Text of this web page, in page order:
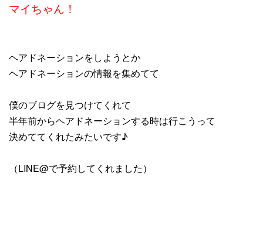
マイちゃん！
ヘアドネーションをしようとか
ヘアドネーションの情報を集めてて
僕のブログを見つけてくれて
半年前からヘアドネーションする時は行こうって
決めててくれたみたいです♪
（LINE@で予約してくれました）